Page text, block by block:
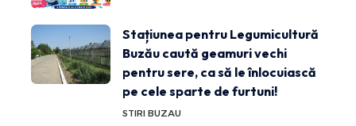
Stațiunea pentru Legumicultură
Buzău caută geamuri vechi
pentru sere, ca să le înlocuiască
pe cele sparte de furtuni!
STIRI BUZAU